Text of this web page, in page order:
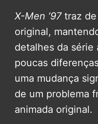
X-Men ’97traz de
original,
detalhes da série
poucas
uma mudança
de um problema
animada original.